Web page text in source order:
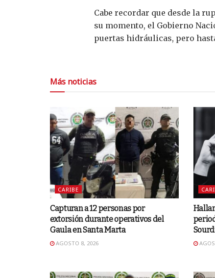
Cabe recordar que desde la
su momento, el Gobierno
puertas hidráulicas, pero
Más noticias
CARIBE
Capturan a 12 personas por
extorsión durante operativos del
Gaula en Santa Marta
AGOSTO 8, 2026